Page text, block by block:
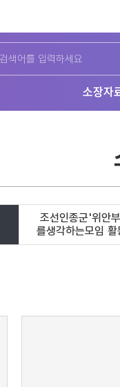
소장자
조선인종군'위안
를생각하는모임 활